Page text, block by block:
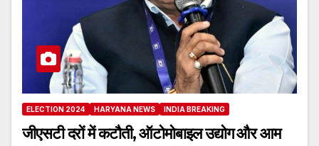
ELECTION 2024 HARYANA NEWS INDIA BREAKING
जीएसटी दरों में कटौती, ऑटोमोबाइल उद्योग और आम